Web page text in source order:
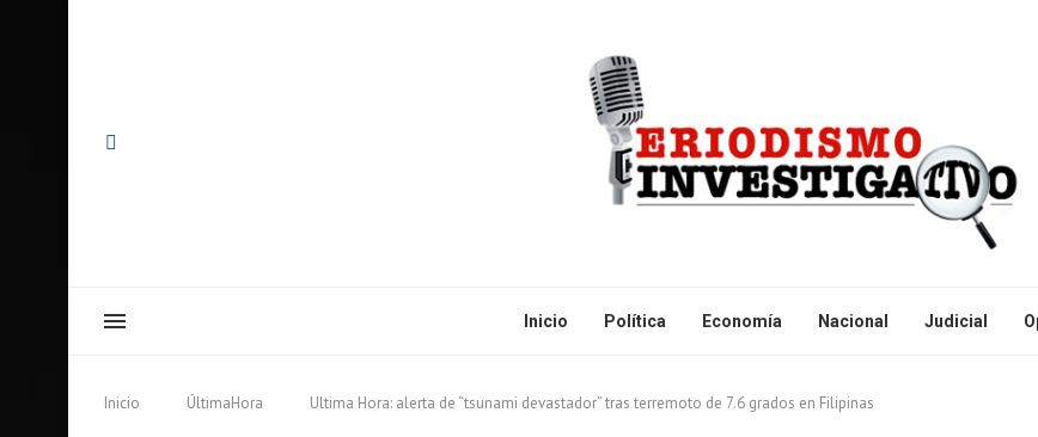
Inicio Política Economía Nacional Judicial
Inicio ÚltimaHora Ultima Hora: alerta de “tsunami devastador” tras terremoto de 7.6 grados en Filipinas